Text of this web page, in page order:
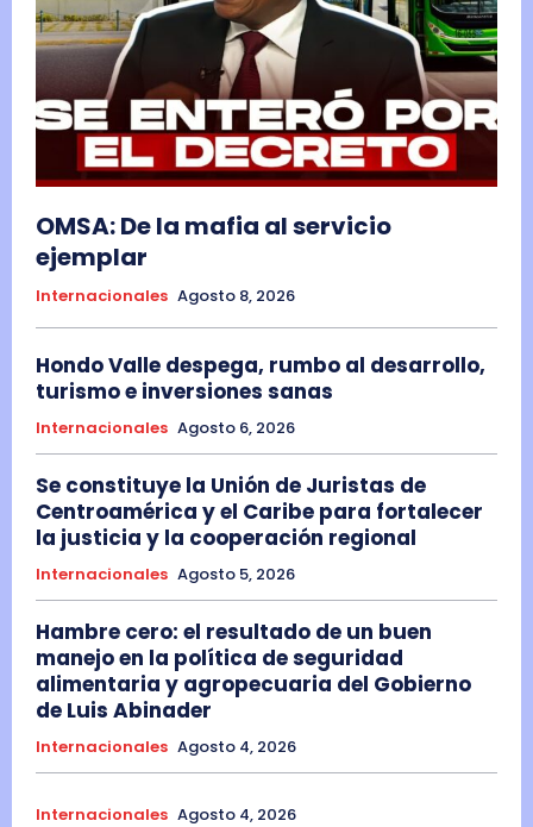
OMSA: De la mafia al servicio
ejemplar
Internacionales Agosto 8, 2026
Hondo Valle despega, rumbo al desarrollo,
turismo e inversiones sanas
Internacionales Agosto 6, 2026
Se constituye la Unión de Juristas de
Centroamérica y el Caribe para fortalecer
la justicia y la cooperación regional
Internacionales Agosto 5, 2026
Hambre cero: el resultado de un buen
manejo en la política de seguridad
alimentaria y agropecuaria del Gobierno
de Luis Abinader
Internacionales Agosto 4, 2026
Internacionales Agosto 4, 2026